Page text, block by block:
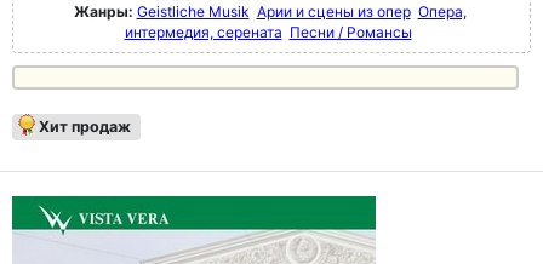
Жанры: Geistliche Musik Арии и сцены из опер Опера,
интермедия, серената Песни / Романсы
Хит продаж